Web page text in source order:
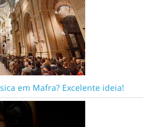
em Mafra? Excelente ideia!